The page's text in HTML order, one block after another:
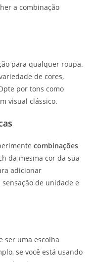
a combinação
para qualquer roupa.
de cores,
por tons como
visual clássico.
combinações
da mesma cor da sua
adicionar
de unidade e
ser uma escolha
se você está usando